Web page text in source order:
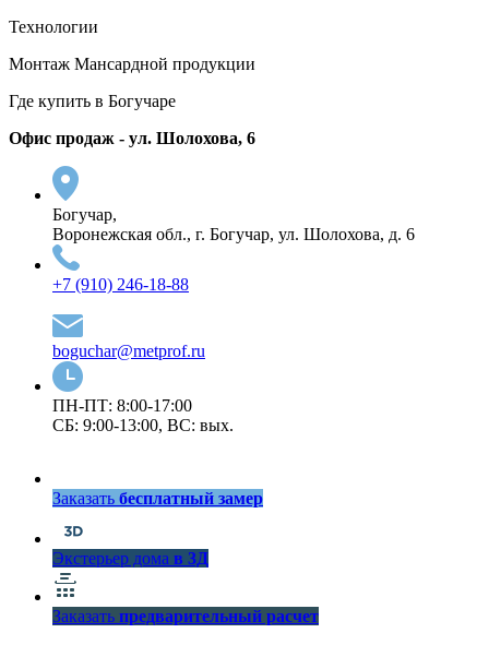
Технологии
Монтаж Мансардной продукции
Где купить в Богучаре
Офис продаж - ул. Шолохова, 6
Богучар,
Воронежская обл., г. Богучар, ул. Шолохова, д. 6
+7 (910) 246-18-88
boguchar@metprof.ru
ПН-ПТ: 8:00-17:00
СБ: 9:00-13:00, ВС: вых.
Заказать бесплатный замер
Экстерьер дома в 3Д
Заказать предварительный расчет